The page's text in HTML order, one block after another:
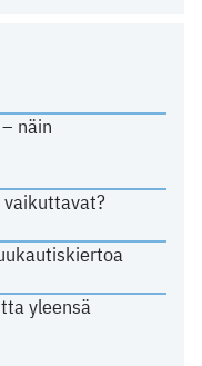
näin
yleensä